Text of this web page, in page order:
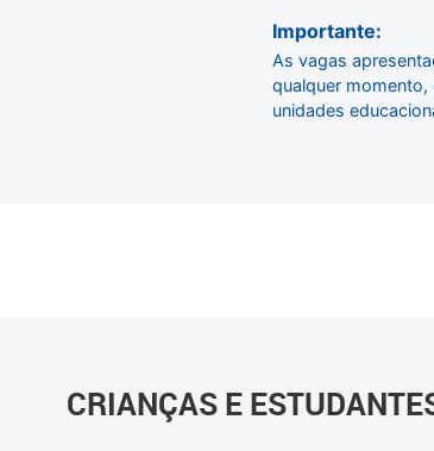
Importante:
As vagas
qualquer momento,
unidades
CRIANÇAS E